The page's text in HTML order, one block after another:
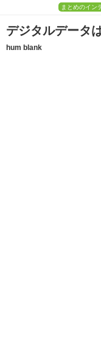
まとめのイン
デジタルデータ
hum blank